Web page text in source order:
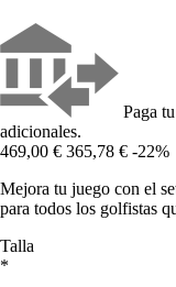
Paga
adicionales.
469,00 € 365,78 € -22%
Mejora tu juego con el
para todos los golfistas
Talla
*